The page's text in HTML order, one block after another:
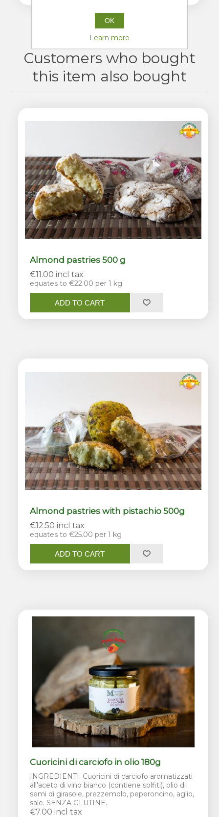
Customers who bought
this item also bought
Almond pastries 500 g
€11.00 incl tax
equates to €22.00 per 1 kg
ADD TO CART
Almond pastries with pistachio 500g
€12.50 incl tax
equates to €25.00 per 1 kg
ADD TO CART
Cuoricini di carciofo in olio 180g
INGREDIENTI: Cuoricini di carciofo aromatizzati
all'aceto di vino bianco (contiene solfiti), olio di
semi di girasole, prezzemolo, peperoncino, aglio,
sale. SENZA GLUTINE.
€7.00 incl tax
OK
Learn more